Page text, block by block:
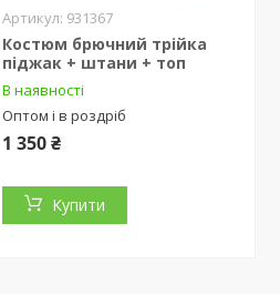
931367
Костюм брючний трійка
піджак + штани + топ
В наявності
Оптом і в роздріб
1 350 ₴
Купити